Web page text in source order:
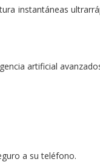
instantáneas
artificial
a su teléfono.